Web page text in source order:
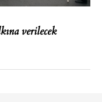
verilecek